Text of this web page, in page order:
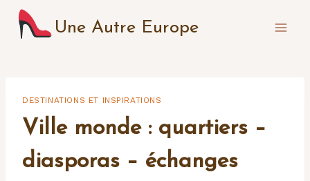
Aller
Une Autre Europe
DESTINATIONS ET INSPIRATIONS
Ville monde : quartiers –
diasporas – échanges